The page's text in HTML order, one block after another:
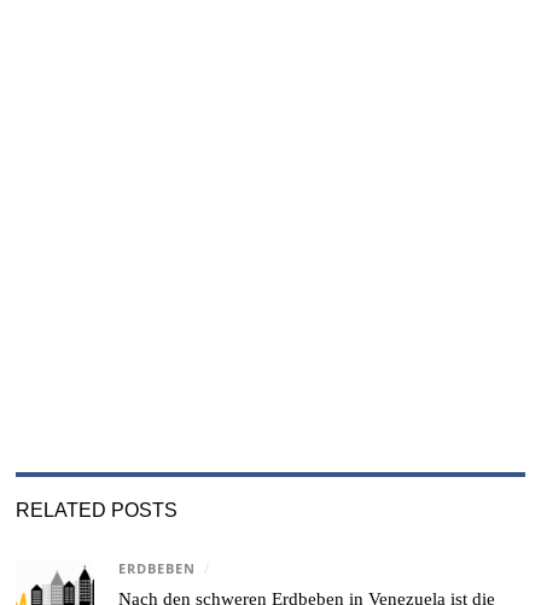
RELATED POSTS
ERDBEBEN /
Nach den schweren Erdbeben in Venezuela ist die